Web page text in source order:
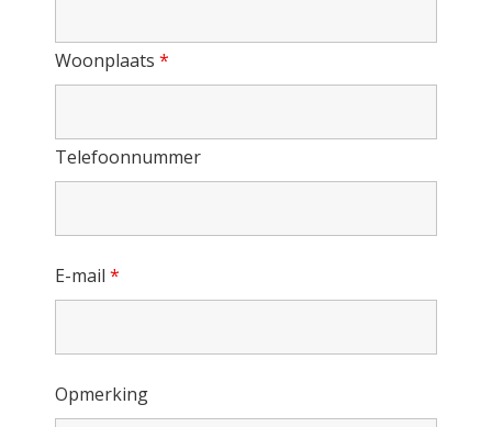
Woonplaats *
Telefoonnummer
E-mail *
Opmerking